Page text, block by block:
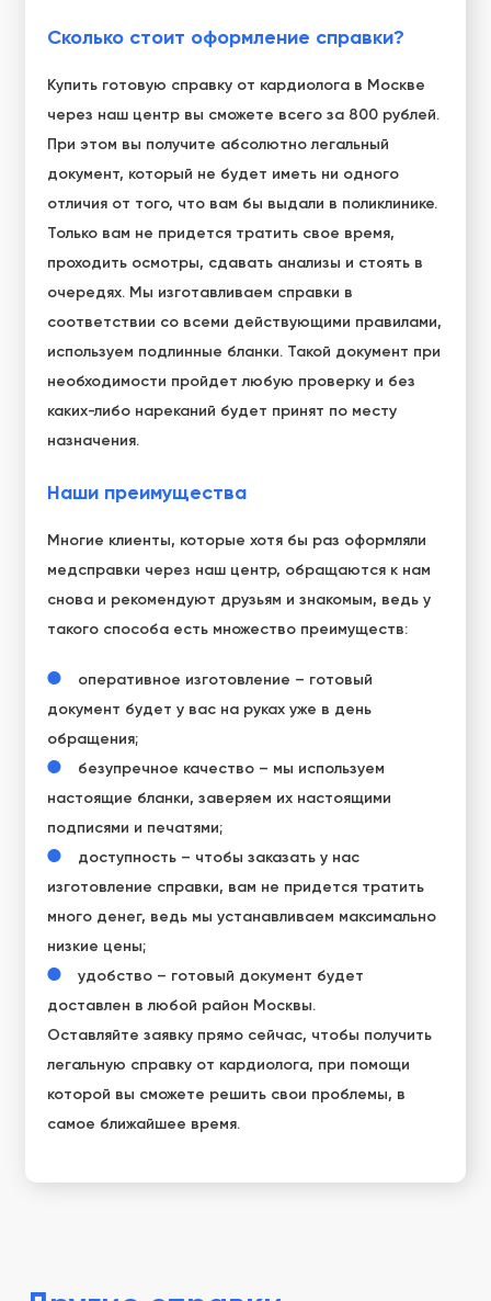
Сколько стоит оформление справки?
Купить готовую справку от кардиолога в Москве
через наш центр вы сможете всего за 800 рублей.
При этом вы получите абсолютно легальный
документ, который не будет иметь ни одного
отличия от того, что вам бы выдали в поликлинике.
Только вам не придется тратить свое время,
проходить осмотры, сдавать анализы и стоять в
очередях. Мы изготавливаем справки в
соответствии со всеми действующими правилами,
используем подлинные бланки. Такой документ при
необходимости пройдет любую проверку и без
каких-либо нареканий будет принят по месту
назначения.
Наши преимущества
Многие клиенты, которые хотя бы раз оформляли
медсправки через наш центр, обращаются к нам
снова и рекомендуют друзьям и знакомым, ведь у
такого способа есть множество преимуществ:
оперативное изготовление – готовый
документ будет у вас на руках уже в день
обращения;
безупречное качество – мы используем
настоящие бланки, заверяем их настоящими
подписями и печатями;
доступность – чтобы заказать у нас
изготовление справки, вам не придется тратить
много денег, ведь мы устанавливаем максимально
низкие цены;
удобство – готовый документ будет
доставлен в любой район Москвы.
Оставляйте заявку прямо сейчас, чтобы получить
легальную справку от кардиолога, при помощи
которой вы сможете решить свои проблемы, в
самое ближайшее время.